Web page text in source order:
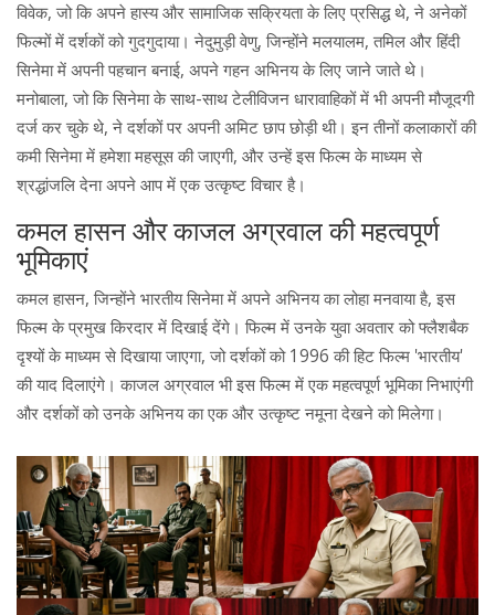
विवेक, जो कि अपने हास्य और सामाजिक सक्रियता के लिए प्रसिद्ध थे, ने अनेकों
फिल्मों में दर्शकों को गुदगुदाया। नेदुमुड़ी वेणु, जिन्होंने मलयालम, तमिल और हिंदी
सिनेमा में अपनी पहचान बनाई, अपने गहन अभिनय के लिए जाने जाते थे।
मनोबाला, जो कि सिनेमा के साथ-साथ टेलीविजन धारावाहिकों में भी अपनी मौजूदगी
दर्ज कर चुके थे, ने दर्शकों पर अपनी अमिट छाप छोड़ी थी। इन तीनों कलाकारों की
कमी सिनेमा में हमेशा महसूस की जाएगी, और उन्हें इस फिल्म के माध्यम से
श्रद्धांजलि देना अपने आप में एक उत्कृष्ट विचार है।
कमल हासन और काजल अग्रवाल की महत्वपूर्ण
भूमिकाएं
कमल हासन, जिन्होंने भारतीय सिनेमा में अपने अभिनय का लोहा मनवाया है, इस
फिल्म के प्रमुख किरदार में दिखाई देंगे। फिल्म में उनके युवा अवतार को फ्लैशबैक
दृश्यों के माध्यम से दिखाया जाएगा, जो दर्शकों को 1996 की हिट फिल्म 'भारतीय'
की याद दिलाएंगे। काजल अग्रवाल भी इस फिल्म में एक महत्वपूर्ण भूमिका निभाएंगी
और दर्शकों को उनके अभिनय का एक और उत्कृष्ट नमूना देखने को मिलेगा।